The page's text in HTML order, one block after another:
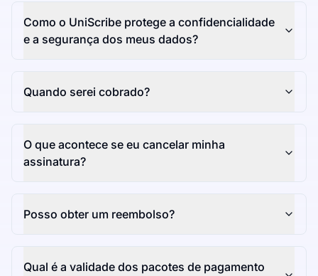
Como o UniScribe protege a confidencialidade
e a segurança dos meus dados?
Quando serei cobrado?
O que acontece se eu cancelar minha
assinatura?
Posso obter um reembolso?
Qual é a validade dos pacotes de pagamento